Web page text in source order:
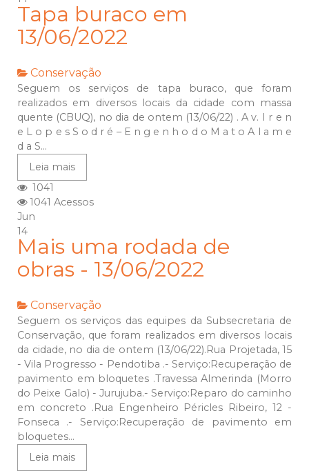
Tapa buraco em
13/06/2022
Conservação
Seguem os serviços de tapa buraco, que foram
realizados em diversos locais da cidade com massa
quente (CBUQ), no dia de ontem (13/06/22) . A v. I r e n
e L o p e s S o d r é – E n g e n h o d o M a t o A l a m e
d a S...
Leia mais
1041
1041 Acessos
Jun
14
Mais uma rodada de
obras - 13/06/2022
Conservação
Seguem os serviços das equipes da Subsecretaria de
Conservação, que foram realizados em diversos locais
da cidade, no dia de ontem (13/06/22).Rua Projetada, 15
- Vila Progresso - Pendotiba .- Serviço:Recuperação de
pavimento em bloquetes .Travessa Almerinda (Morro
do Peixe Galo) - Jurujuba.- Serviço:Reparo do caminho
em concreto .Rua Engenheiro Péricles Ribeiro, 12 -
Fonseca .- Serviço:Recuperação de pavimento em
bloquetes...
Leia mais